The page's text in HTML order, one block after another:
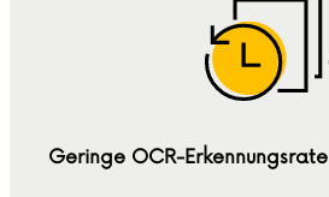
Geringe OCR-Erkennungsrate